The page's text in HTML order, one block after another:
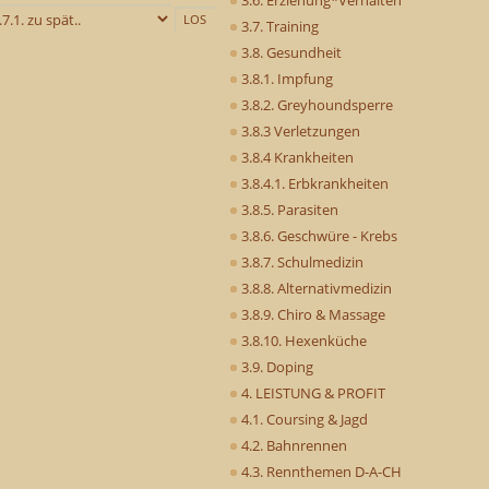
3.7. Training
3.8. Gesundheit
3.8.1. Impfung
3.8.2. Greyhoundsperre
3.8.3 Verletzungen
3.8.4 Krankheiten
3.8.4.1. Erbkrankheiten
3.8.5. Parasiten
3.8.6. Geschwüre - Krebs
3.8.7. Schulmedizin
3.8.8. Alternativmedizin
3.8.9. Chiro & Massage
3.8.10. Hexenküche
3.9. Doping
4. LEISTUNG & PROFIT
4.1. Coursing & Jagd
4.2. Bahnrennen
4.3. Rennthemen D-A-CH